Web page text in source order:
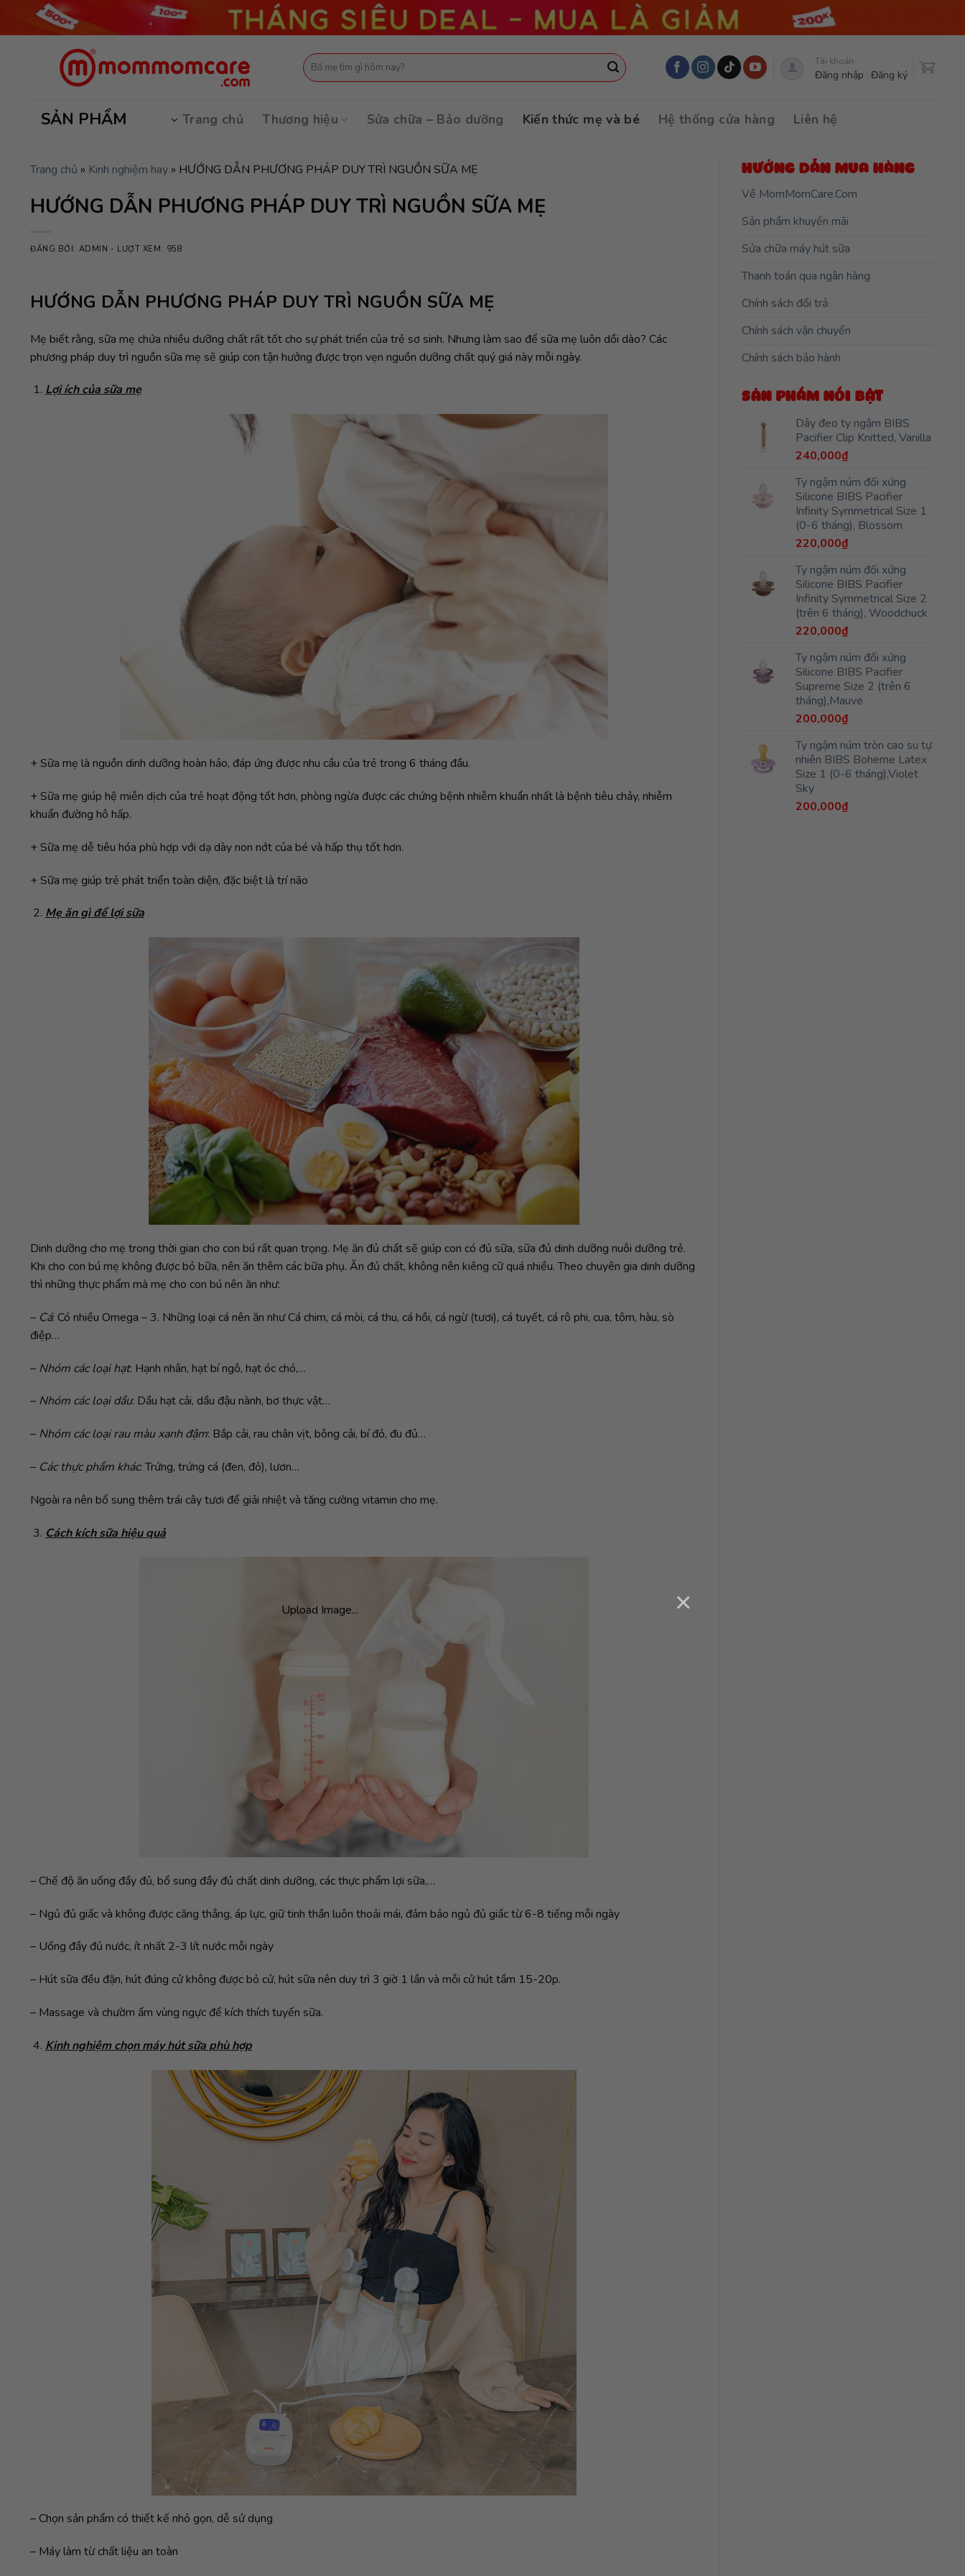
Upload Image... ×
Tìm
kiếm:
Tài khoản
Đăng nhập Đăng ký
SẢN PHẨM Trang chủ Thương hiệu Sửa chữa – Bảo dưỡng Kiến thức mẹ và bé Hệ thống cửa hàng Liên hệ
Trang chủ » Kinh nghiệm hay » HƯỚNG DẪN PHƯƠNG PHÁP DUY TRÌ NGUỒN SỮA MẸ
HƯỚNG DẪN PHƯƠNG PHÁP DUY TRÌ NGUỒN SỮA MẸ
ĐĂNG BỞI: ADMIN - LƯỢT XEM: 958
HƯỚNG DẪN PHƯƠNG PHÁP DUY TRÌ NGUỒN SỮA MẸ
Mẹ biết rằng, sữa mẹ chứa nhiều dưỡng chất rất tốt cho sự phát triển của trẻ sơ sinh. Nhưng làm sao để sữa mẹ luôn dồi dào? Các
phương pháp duy trì nguồn sữa mẹ sẽ giúp con tận hưởng được trọn vẹn nguồn dưỡng chất quý giá này mỗi ngày.
Lợi ích của sữa mẹ
+ Sữa mẹ là nguồn dinh dưỡng hoàn hảo, đáp ứng được nhu cầu của trẻ trong 6 tháng đầu.
+ Sữa mẹ giúp hệ miễn dịch của trẻ hoạt động tốt hơn, phòng ngừa được các chứng bệnh nhiễm khuẩn nhất là bệnh tiêu chảy, nhiễm
khuẩn đường hô hấp.
+ Sữa mẹ dễ tiêu hóa phù hợp với dạ dày non nớt của bé và hấp thụ tốt hơn.
+ Sữa mẹ giúp trẻ phát triển toàn diện, đặc biệt là trí não
Mẹ ăn gì để lợi sữa
Dinh dưỡng cho mẹ trong thời gian cho con bú rất quan trọng. Mẹ ăn đủ chất sẽ giúp con có đủ sữa, sữa đủ dinh dưỡng nuôi dưỡng trẻ.
Khi cho con bú mẹ không được bỏ bữa, nên ăn thêm các bữa phụ. Ăn đủ chất, không nên kiêng cữ quá nhiều. Theo chuyên gia dinh dưỡng
thì những thực phẩm mà mẹ cho con bú nên ăn như:
– Cá: Có nhiều Omega – 3. Những loại cá nên ăn như Cá chim, cá mòi, cá thu, cá hồi, cá ngừ (tươi), cá tuyết, cá rô phi, cua, tôm, hàu, sò
điệp…
– Nhóm các loại hạt: Hạnh nhân, hạt bí ngô, hạt óc chó,…
– Nhóm các loại dầu: Dầu hạt cải, dầu đậu nành, bơ thực vật…
– Nhóm các loại rau màu xanh đậm: Bắp cải, rau chân vịt, bông cải, bí đỏ, đu đủ…
– Các thực phẩm khác: Trứng, trứng cá (đen, đỏ), lươn…
Ngoài ra nên bổ sung thêm trái cây tươi để giải nhiệt và tăng cường vitamin cho mẹ.
Cách kích sữa hiệu quả
– Chế độ ăn uống đầy đủ, bổ sung đầy đủ chất dinh dưỡng, các thực phẩm lợi sữa,…
– Ngủ đủ giấc và không được căng thẳng, áp lực, giữ tinh thần luôn thoải mái, đảm bảo ngủ đủ giấc từ 6-8 tiếng mỗi ngày
– Uống đầy đủ nước, ít nhất 2-3 lít nước mỗi ngày
– Hút sữa đều đặn, hút đúng cử không được bỏ cử, hút sữa nên duy trì 3 giờ 1 lần và mỗi cử hút tầm 15-20p.
– Massage và chườm ấm vùng ngực để kích thích tuyến sữa.
Kinh nghiệm chọn máy hút sữa phù hợp
– Chọn sản phẩm có thiết kế nhỏ gọn, dễ sử dụng
– Máy làm từ chất liệu an toàn
HƯỚNG DẪN MUA HÀNG
Về MomMomCare.Com
Sản phẩm khuyến mãi
Sửa chữa máy hút sữa
Thanh toán qua ngân hàng
Chính sách đổi trả
Chính sách vận chuyển
Chính sách bảo hành
SẢN PHẨM NỔI BẬT
Dây đeo ty ngậm BIBS
Pacifier Clip Knitted, Vanilla
240,000₫
Ty ngậm núm đối xứng
Silicone BIBS Pacifier
Infinity Symmetrical Size 1
(0-6 tháng), Blossom
220,000₫
Ty ngậm núm đối xứng
Silicone BIBS Pacifier
Infinity Symmetrical Size 2
(trên 6 tháng), Woodchuck
220,000₫
Ty ngậm núm đối xứng
Silicone BIBS Pacifier
Supreme Size 2 (trên 6
tháng),Mauve
200,000₫
Ty ngậm núm tròn cao su tự
nhiên BIBS Boheme Latex
Size 1 (0-6 tháng),Violet
Sky
200,000₫